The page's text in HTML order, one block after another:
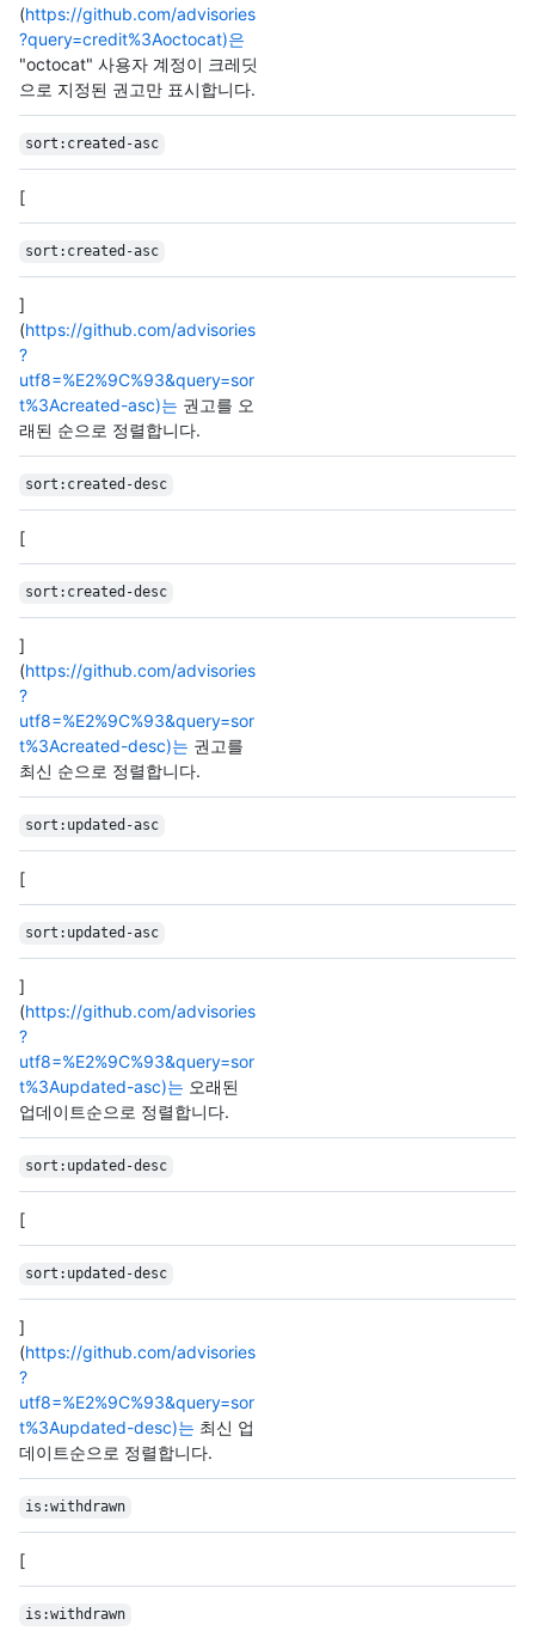
(https://github.com/advisories
?query=credit%3Aoctocat)은
"octocat" 사용자 계정이 크레딧
으로 지정된 권고만 표시합니다.
sort:created-asc
[
sort:created-asc
]
(https://github.com/advisories
?
utf8=%E2%9C%93&query=sor
t%3Acreated-asc)는 권고를 오
래된 순으로 정렬합니다.
sort:created-desc
[
sort:created-desc
]
(https://github.com/advisories
?
utf8=%E2%9C%93&query=sor
t%3Acreated-desc)는 권고를
최신 순으로 정렬합니다.
sort:updated-asc
[
sort:updated-asc
]
(https://github.com/advisories
?
utf8=%E2%9C%93&query=sor
t%3Aupdated-asc)는 오래된
업데이트순으로 정렬합니다.
sort:updated-desc
[
sort:updated-desc
]
(https://github.com/advisories
?
utf8=%E2%9C%93&query=sor
t%3Aupdated-desc)는 최신 업
데이트순으로 정렬합니다.
is:withdrawn
[
is:withdrawn